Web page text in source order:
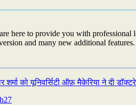
here to provide you with
and many new additional features.